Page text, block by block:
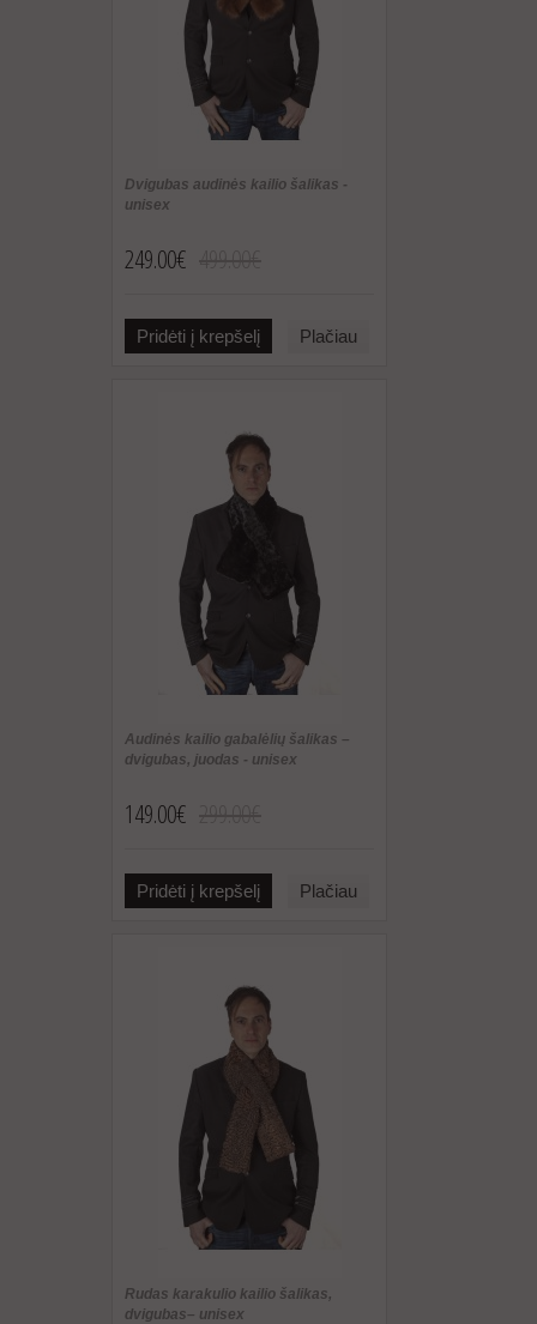
Dvigubas audinės kailio šalikas -
unisex
249.00€
Pridėti į krepšelį Plačiau
Audinės kailio gabalėlių šalikas –
dvigubas, juodas - unisex
149.00€
Pridėti į krepšelį Plačiau
Rudas karakulio kailio šalikas,
dvigubas– unisex